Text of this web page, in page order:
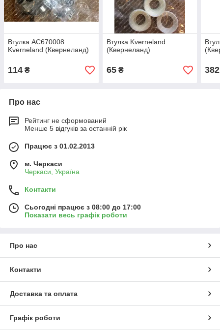
Втулка AC670008
Kverneland (Квернеланд)
114 ₴
Втулка Kverneland
(Квернеланд)
65₴ 382
Про нас
Рейтинг не сформований
Менше 5 відгуків за останній рік
Працює з 01.02.2013
м. Черкаси
Черкаси, Україна
Контакти
Сьогодні працює з 08:00 до 17:00
Показати весь графік роботи
Про нас
Контакти
Доставка та оплата
Графік роботи